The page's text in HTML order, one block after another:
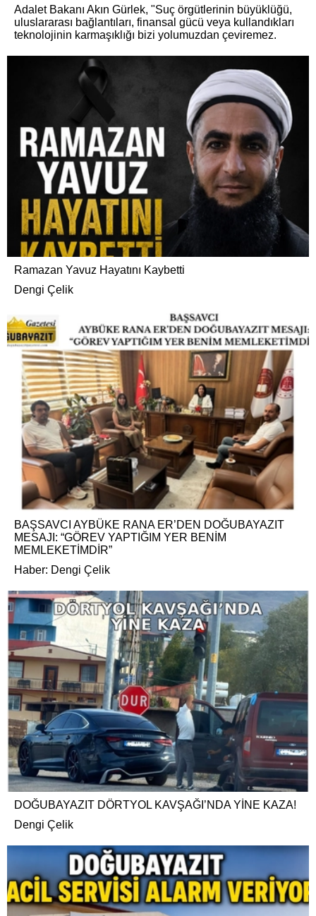
Adalet Bakanı Akın Gürlek, "Suç örgütlerinin büyüklüğü,
uluslararası bağlantıları, finansal gücü veya kullandıkları
teknolojinin karmaşıklığı bizi yolumuzdan çeviremez.
Ramazan Yavuz Hayatını Kaybetti
Dengi Çelik
BAŞSAVCI AYBÜKE RANA ER’DEN DOĞUBAYAZIT
MESAJI: “GÖREV YAPTIĞIM YER BENİM
MEMLEKETİMDİR”
Haber: Dengi Çelik
DOĞUBAYAZIT DÖRTYOL KAVŞAĞI’NDA YİNE KAZA!
Dengi Çelik